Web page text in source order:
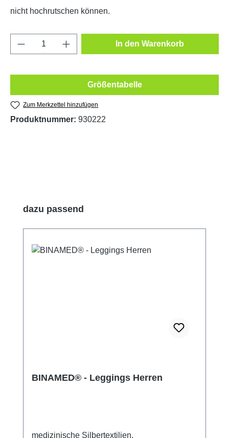
nicht hochrutschen können.
Produkt Anzahl: Gib den gewünschten
In den Warenkorb
Größentabelle
Zum Merkzettel hinzufügen
Produktnummer: 930222
Produktgalerie überspringen
dazu passend
BINAMED® - Leggings Herren
medizinische Silbertextilien,